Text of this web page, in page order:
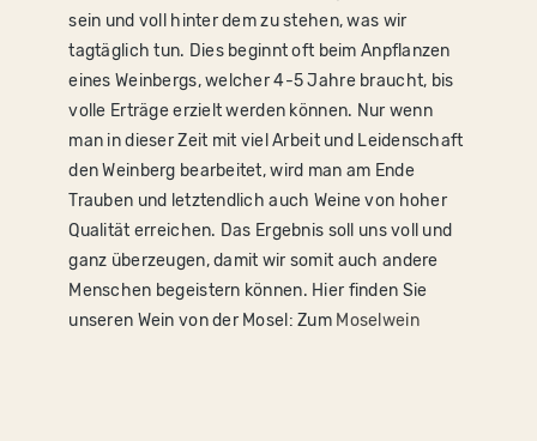
sein und voll hinter dem zu stehen, was wir
tagtäglich tun. Dies beginnt oft beim Anpflanzen
eines Weinbergs, welcher 4-5 Jahre braucht, bis
volle Erträge erzielt werden können. Nur wenn
man in dieser Zeit mit viel Arbeit und Leidenschaft
den Weinberg bearbeitet, wird man am Ende
Trauben und letztendlich auch Weine von hoher
Qualität erreichen. Das Ergebnis soll uns voll und
ganz überzeugen, damit wir somit auch andere
Menschen begeistern können. Hier finden Sie
unseren Wein von der Mosel: Zum Moselwein